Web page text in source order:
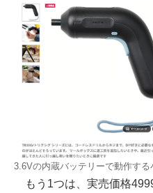
3.6Vの内蔵バッテリーで動作す
もう1つは、実売価格